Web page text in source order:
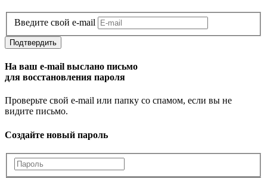
Введите свой e-mail
Подтвердить
На ваш e-mail выслано письмо
для восстановления пароля
Проверьте свой e-mail или папку со спамом, если вы не
видите письмо.
Создайте новый пароль